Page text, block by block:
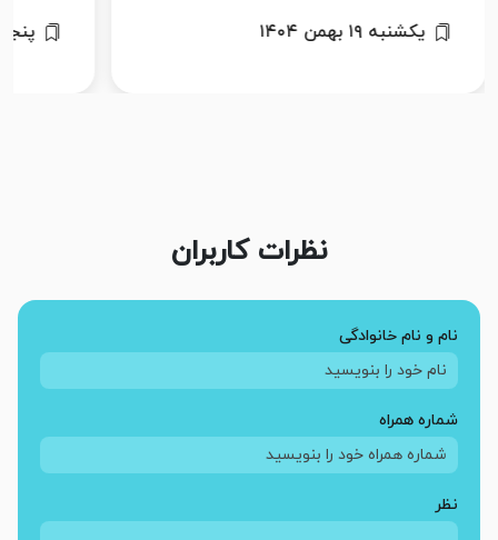
یکشنبه ۱۹ بهمن ۱۴۰۴ پنجشنبه
نظرات کاربران
نام و نام خانوادگی
شماره همراه
نظر